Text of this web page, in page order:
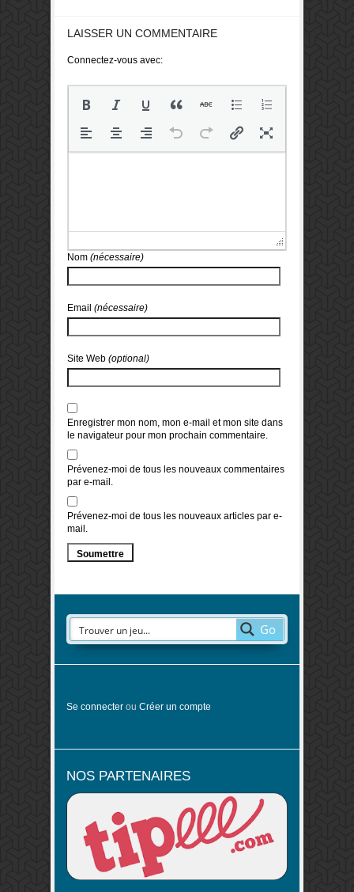
LAISSER UN COMMENTAIRE
Connectez-vous avec:
Nom (nécessaire)
Email (nécessaire)
Site Web (optional)
Enregistrer mon nom, mon e-mail et mon site dans
le navigateur pour mon prochain commentaire.
Prévenez-moi de tous les nouveaux commentaires
par e-mail.
Prévenez-moi de tous les nouveaux articles par e-
mail.
Go
Se connecter ou Créer un compte
NOS PARTENAIRES